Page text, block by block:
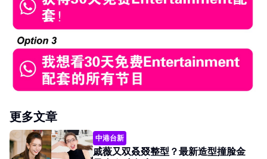
更多文章
中港台新
戚薇又双叒叕整型？最新造型撞脸金